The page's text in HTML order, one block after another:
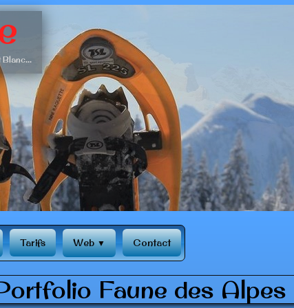
Tarifs Web▼ Contact
Faune des Alpes